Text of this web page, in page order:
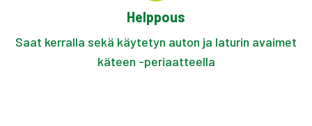
Helppous
Saat kerralla sekä käytetyn auton ja laturin avaimet
käteen -periaatteella